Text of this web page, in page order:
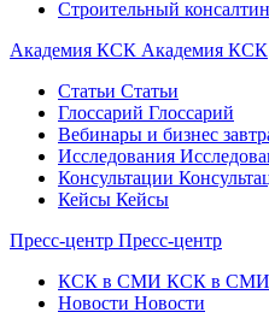
Строительный
Академия КСК Академия КСК
Статьи Статьи
Глоссарий Глоссарий
Вебинары и бизнес
Исследования
Консультации
Кейсы Кейсы
Пресс-центр Пресс-центр
КСК в СМИ КСК в СМИ
Новости Новости